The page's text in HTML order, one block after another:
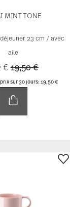
MINT TONE
23 cm / avec
aile
€Price reduced
19,50 €to
sur 30 jours:19,50 €